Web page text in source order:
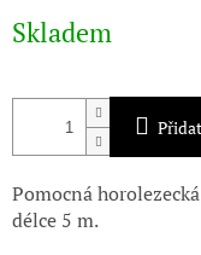
cena:
Skladem
Pomocná
délce 5 m.